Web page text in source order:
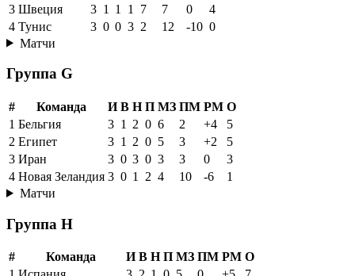
3 Швеция 3 1 1 1 7 7 0
4
4 Тунис 3 0 0 3 2 12 -10 0
Матчи
Группа G
# Команда И В Н П МЗ ПМ РМ О
1 Бельгия 3 1 2 0 6 2 +4
5
2 Египет 3 1 2 0 5 3 +2
5
3 Иран 3 0 3 0 3 3 0
3
4 Новая Зеландия 3 0 1 2 4 10 -6
1
Матчи
Группа H
# Команда И В Н П МЗ ПМ РМ О